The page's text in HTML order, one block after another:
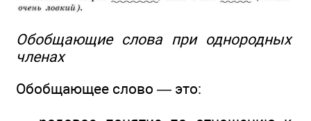
Обобщающие слова при однородных
членах
Обобщающее слово — это: